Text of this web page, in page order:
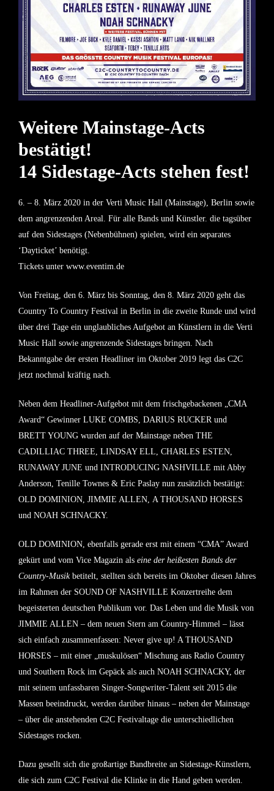
Weitere Mainstage-Acts
bestätigt!
14 Sidestage-Acts stehen fest!
6. – 8. März 2020 in der Verti Music Hall (Mainstage), Berlin sowie
dem angrenzenden Areal. Für alle Bands und Künstler. die tagsüber
auf den Sidestages (Nebenbühnen) spielen, wird ein separates
‘Dayticket’ benötigt.
Tickets unter www.eventim.de
Von Freitag, den 6. März bis Sonntag, den 8. März 2020 geht das
Country To Country Festival in Berlin in die zweite Runde und wird
über drei Tage ein unglaubliches Aufgebot an Künstlern in die Verti
Music Hall sowie angrenzende Sidestages bringen. Nach
Bekanntgabe der ersten Headliner im Oktober 2019 legt das C2C
jetzt nochmal kräftig nach.
Neben dem Headliner-Aufgebot mit dem frischgebackenen „CMA
Award“ Gewinner LUKE COMBS, DARIUS RUCKER und
BRETT YOUNG wurden auf der Mainstage neben THE
CADILLIAC THREE, LINDSAY ELL, CHARLES ESTEN,
RUNAWAY JUNE und INTRODUCING NASHVILLE mit Abby
Anderson, Tenille Townes & Eric Paslay nun zusätzlich bestätigt:
OLD DOMINION, JIMMIE ALLEN, A THOUSAND HORSES
und NOAH SCHNACKY.
OLD DOMINION, ebenfalls gerade erst mit einem “CMA” Award
gekürt und vom Vice Magazin als eine der heißesten Bands der
Country-Musikbetitelt, stellten sich bereits im Oktober diesen Jahres
im Rahmen der SOUND OF NASHVILLE Konzertreihe dem
begeisterten deutschen Publikum vor. Das Leben und die Musik von
JIMMIE ALLEN – dem neuen Stern am Country-Himmel – lässt
sich einfach zusammenfassen: Never give up! A THOUSAND
HORSES – mit einer „muskulösen“ Mischung aus Radio Country
und Southern Rock im Gepäck als auch NOAH SCHNACKY, der
mit seinem unfassbaren Singer-Songwriter-Talent seit 2015 die
Massen beeindruckt, werden darüber hinaus – neben der Mainstage
– über die anstehenden C2C Festivaltage die unterschiedlichen
Sidestages rocken.
Dazu gesellt sich die großartige Bandbreite an Sidestage-Künstlern,
die sich zum C2C Festival die Klinke in die Hand geben werden.